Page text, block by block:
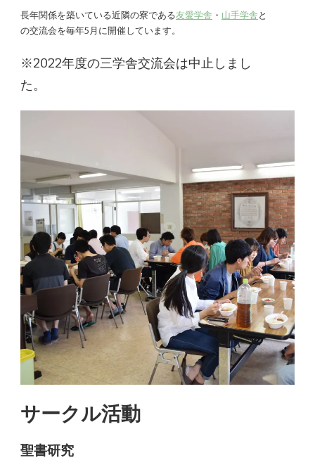
長年関係を築いている近隣の寮である友愛学舎 ・ 山手学舎 と
の交流会を毎年5月に開催しています。
※2022年度の三学舎交流会は中止しまし
た。
サークル活動
聖書研究